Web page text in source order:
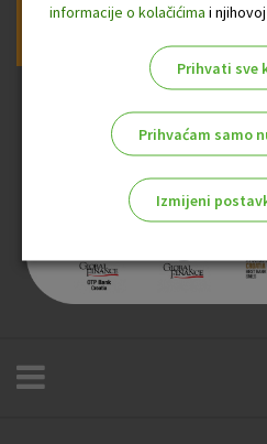
Prijava na newsletter OTP
informacije o kolačićima i
Prihvati sve
Prihvaćam samo
Izmijeni